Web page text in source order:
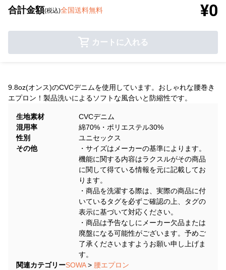
合計金額(税込)全国送料無料 ¥0
カートに入れる
9.8oz(オンス)のCVCデニムを使用しています。おしゃれな腰巻き
エプロン！製品洗いによるソフトな風合いと防縮性です。
生地素材
CVCデニム
混用率
綿70%・ポリエステル30%
性別
ユニセックス
その他
・サイズはメーカーの基準によります。
機能に関する内容はラクスルがその商品
に関して得ている情報を元に記載してお
ります。
・商品を洗濯する際は、実際の商品に付
いているタグを必ずご確認の上、タグの
表示に基づいて対応ください。
・商品は予告なしにメーカー欠品または
廃盤になる可能性がございます。予めご
了承くださいますようお願い申し上げま
す。
関連カテゴリーSOWA> 腰エプロン